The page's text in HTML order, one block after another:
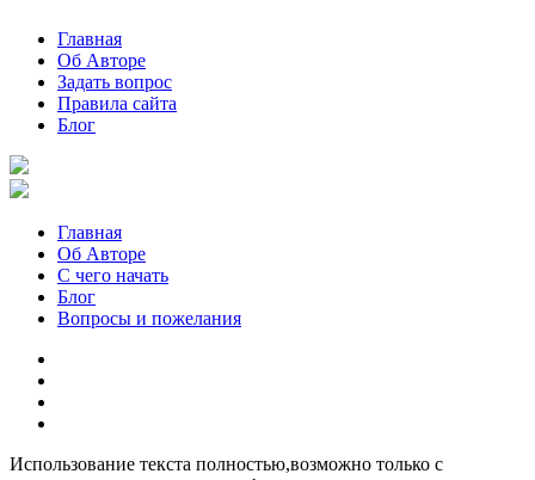
Главная
Об Авторе
Задать вопрос
Правила сайта
Блог
Главная
Об Авторе
С чего начать
Блог
Вопросы и пожелания
Использование текста полностью,возможно только с